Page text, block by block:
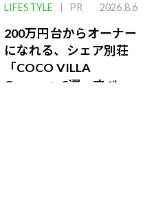
LIFESTYLE PR 2026.8.6
200万円台からオーナー
になれる、シェア別荘
「COCO VILLA
Owners」3選。すべて